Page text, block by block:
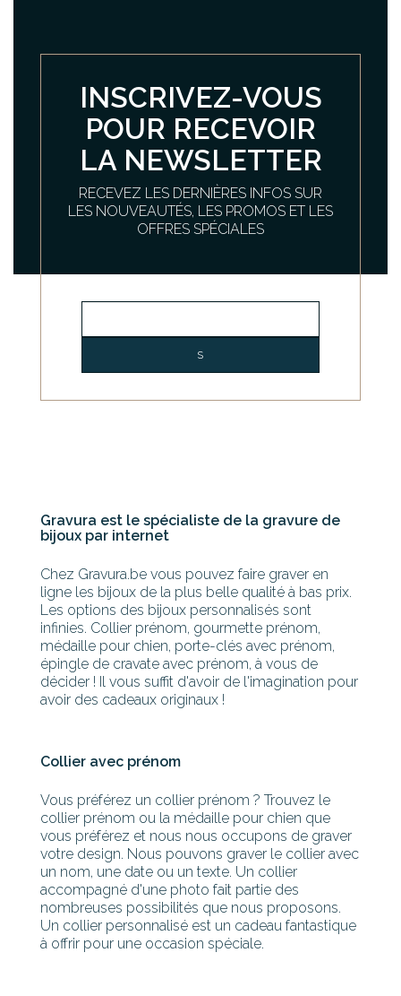
INSCRIVEZ-VOUS
POUR RECEVOIR
LA NEWSLETTER
RECEVEZ LES DERNIÈRES INFOS SUR
LES NOUVEAUTÉS, LES PROMOS ET LES
OFFRES SPÉCIALES
Gravura est le spécialiste de la gravure de
bijoux par internet
Chez Gravura.be vous pouvez faire graver en
ligne les bijoux de la plus belle qualité à bas prix.
Les options des bijoux personnalisés sont
infinies. Collier prénom, gourmette prénom,
médaille pour chien, porte-clés avec prénom,
épingle de cravate avec prénom, à vous de
décider ! Il vous suffit d'avoir de l'imagination pour
avoir des cadeaux originaux !
Collier avec prénom
Vous préférez un collier prénom ? Trouvez le
collier prénom ou la médaille pour chien que
vous préférez et nous nous occupons de graver
votre design. Nous pouvons graver le collier avec
un nom, une date ou un texte. Un collier
accompagné d'une photo fait partie des
nombreuses possibilités que nous proposons.
Un collier personnalisé est un cadeau fantastique
à offrir pour une occasion spéciale.